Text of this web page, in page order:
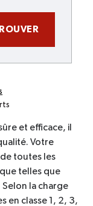
et efficace, il
Votre
toutes les
telles que
la charge
en classe 1, 2, 3,